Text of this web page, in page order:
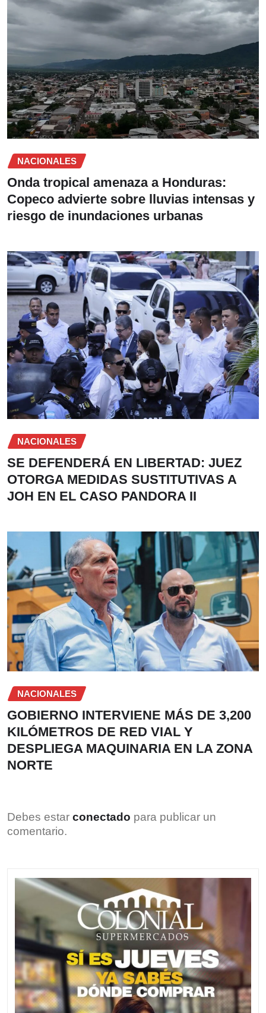
NACIONALES
Onda tropical amenaza a Honduras:
Copeco advierte sobre lluvias intensas y
riesgo de inundaciones urbanas
NACIONALES
SE DEFENDERÁ EN LIBERTAD: JUEZ
OTORGA MEDIDAS SUSTITUTIVAS A
JOH EN EL CASO PANDORA II
NACIONALES
GOBIERNO INTERVIENE MÁS DE 3,200
KILÓMETROS DE RED VIAL Y
DESPLIEGA MAQUINARIA EN LA ZONA
NORTE
Debes estar conectado para publicar un
comentario.